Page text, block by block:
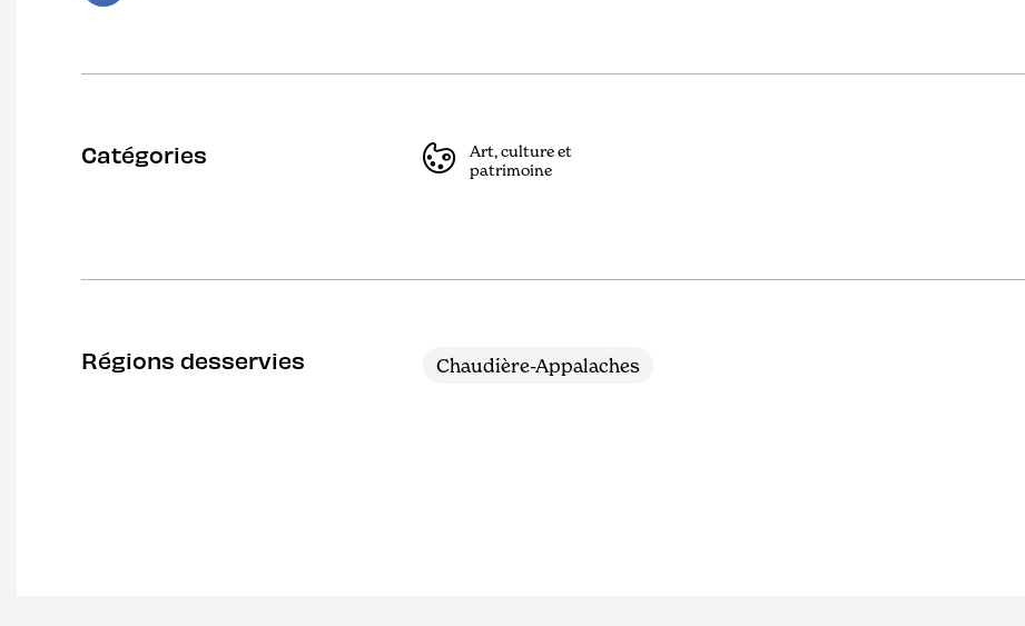
Catégories
Art, culture et
patrimoine
Régions desservies Chaudière-Appalaches